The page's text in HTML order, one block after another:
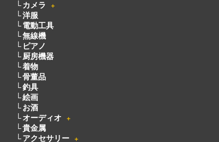
カメラ ＋
洋服
電動工具
無線機
ピアノ
厨房機器
着物
骨董品
釣具
絵画
お酒
オーディオ
＋
貴金属
アクセサリー
＋